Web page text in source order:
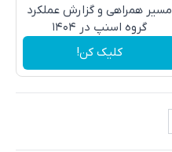
مسیر همراهی و گزارش عملکرد
گروه اسنپ در ۱۴۰۴
کلیک کن!